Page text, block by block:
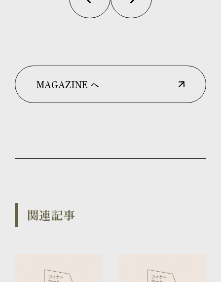
MAGAZINE へ
関連記事